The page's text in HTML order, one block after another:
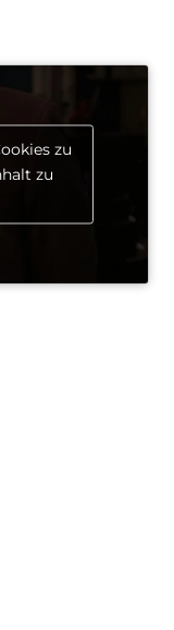
zu
zu